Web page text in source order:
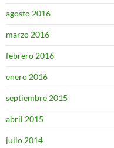
agosto 2016
marzo 2016
febrero 2016
enero 2016
septiembre 2015
abril 2015
julio 2014